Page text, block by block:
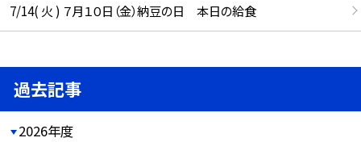
7/14( 火 ) ７月１０日（金）納豆の日 本日の給食
過去記事
2026年度